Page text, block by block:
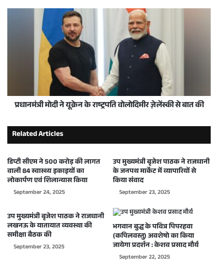
प्रधानमंत्री मोदी ने यूक्रेन के राष्ट्रपति वोलोदिमीर ज़ेलेंस्की से बात की
Related Articles
डिप्टी सीएम ने 500 करोड़ की लागत
वाली 84 स्वास्थ्य इकाइयों का
लोकार्पण एवं शिलान्यास किया
September 24, 2025
उप मुख्यमंत्री बृजेश पाठक ने राजधानी
के जनपथ मार्केट में व्यापारियों से
किया संवाद
September 23, 2025
उप मुख्यमंत्री बृजेश पाठक ने राजधानी
लखनऊ के यातायात व्यवस्था की
समीक्षा बैठक की
September 23, 2025
भगवान बुद्ध के पवित्र पिपरहवा
(कपिलवस्तु) अवशेषो का किया
जायेगा प्रदर्शन : केशव प्रसाद मौर्य
September 22, 2025